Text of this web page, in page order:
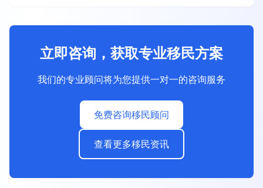
立即咨询，获取专业移民方案
我们的专业顾问将为您提供一对一的咨询服务
免费咨询移民顾问
查看更多移民资讯